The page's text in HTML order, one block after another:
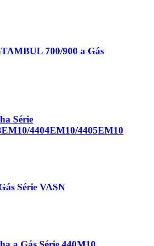
700/900 a Gás
Série
4404EM10/4405EM10
Série VASN